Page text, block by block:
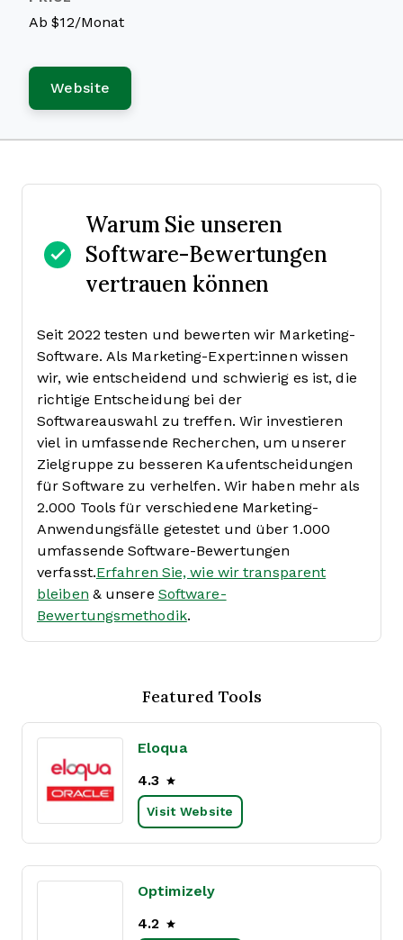
Ab $12/Monat
Website
Warum Sie unseren
Software-Bewertungen
vertrauen können
Seit 2022 testen und bewerten wir Marketing-
Software. Als Marketing-Expert:innen wissen
wir, wie entscheidend und schwierig es ist, die
richtige Entscheidung bei der
Softwareauswahl zu treffen. Wir investieren
viel in umfassende Recherchen, um unserer
Zielgruppe zu besseren Kaufentscheidungen
für Software zu verhelfen. Wir haben mehr als
2.000 Tools für verschiedene Marketing-
Anwendungsfälle getestet und über 1.000
umfassende Software-Bewertungen
verfasst.Erfahren Sie, wie wir transparent
bleiben & unsere Software-
Bewertungsmethodik.
Featured Tools
Eloqua
4.3
Visit Website
Optimizely
4.2